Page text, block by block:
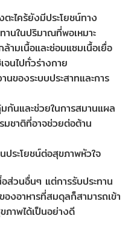
ะไคร้ยังมีประโยชน์ทาง
านในปริมาณที่พอเหมาะ
มเนื้อและซ่อมแซมเนื้อเยื่อ
จนไปทั่วร่างกาย
ของระบบประสาทและการ
กันและช่วยในการสมานแผล
มชาติที่อาจช่วยต่อต้าน
ประโยชน์ต่อสุขภาพหัวใจ
ส่วนอื่นๆ แต่การรับประทาน
งอาหารที่สมดุลก็สามารถเข้า
ภาพได้เป็นอย่างดี